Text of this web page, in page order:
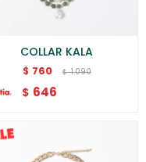
COLLAR KALA
$ 760 $ 1.090
$ 646